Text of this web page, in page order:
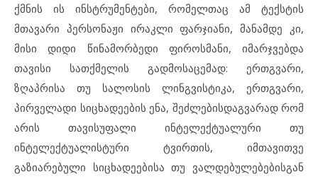
ქმნის ის ინსტრუმენტები, რომელთაც ამ ტექსტის
მთავარი პერსონაჟი ირაკლი ფარჯიანი, მანამდე კი,
მისი დიდი წინამორბედი ფიროსმანი, იმარჯვებდა
თავისი სათქმელის გადმოსაცემად: ერთგვარი,
ზღაპრისა თუ სალოსის ლინგვისტიკა, ერთგვარი,
პირველადი სიცხადეების ენა, შეძლებისდაგვარად რომ
არის თავისუფალი ინტელექტუალური თუ
ინტელექტუალისტური ტვირთის, იმთავითვე
გაზიარებული სიცხადეებისა თუ ვალდებულებებისგან